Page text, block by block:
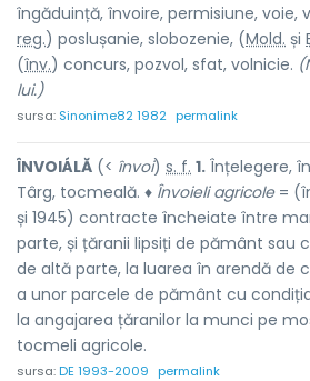
îngăduință, învoire, permisiune, voie,
reg.) poslușanie, slobozenie, (Mold. și
(înv.) concurs, pozvol, sfat, volnicie.
lui.)
sursa: Sinonime82 1982 permalink
ÎNVOIÁLĂ (< învoi) s. f. 1. Înțelegere,
Târg, tocmeală. ♦ Învoieli agricole=
și 1945) contracte încheiate între
parte, și țăranii lipsiți de pământ sau
de altă parte, la luarea în arendă de
a unor parcele de pământ cu
la angajarea țăranilor la munci pe
tocmeli agricole.
sursa:DE 1993-2009 permalink